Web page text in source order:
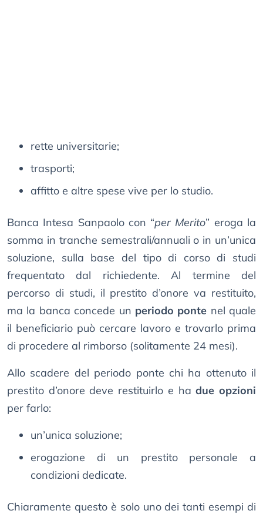
rette universitarie;
trasporti;
affitto e altre spese vive per lo studio.
Banca Intesa Sanpaolo con “per Merito” eroga la
somma in tranche semestrali/annuali o in un’unica
soluzione, sulla base del tipo di corso di studi
frequentato dal richiedente. Al termine del
percorso di studi, il prestito d’onore va restituito,
ma la banca concede un periodo ponte nel quale
il beneficiario può cercare lavoro e trovarlo prima
di procedere al rimborso (solitamente 24 mesi).
Allo scadere del periodo ponte chi ha ottenuto il
prestito d’onore deve restituirlo e hadue opzioni
per farlo:
un’unica soluzione;
erogazione di un prestito personale a
condizioni dedicate.
Chiaramente questo è solo uno dei tanti esempi di